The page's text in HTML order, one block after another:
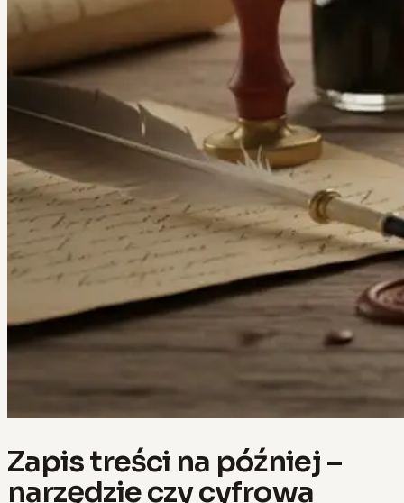
Zapis treści na później –
narzędzie czy cyfrowa